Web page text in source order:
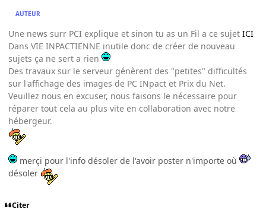
AUTEUR
Une news surr PCI explique et sinon tu as un Fil a ce sujet ICI
Dans VIE INPACTIENNE inutile donc de créer de nouveau
sujets ça ne sert a rien
Des travaux sur le serveur génèrent des "petites" difficultés
sur l'affichage des images de PC INpact et Prix du Net.
Veuillez nous en excuser, nous faisons le nécessaire pour
réparer tout cela au plus vite en collaboration avec notre
hébergeur.
merçi pour l'info désoler de l'avoir poster n'importe où
désoler
Citer